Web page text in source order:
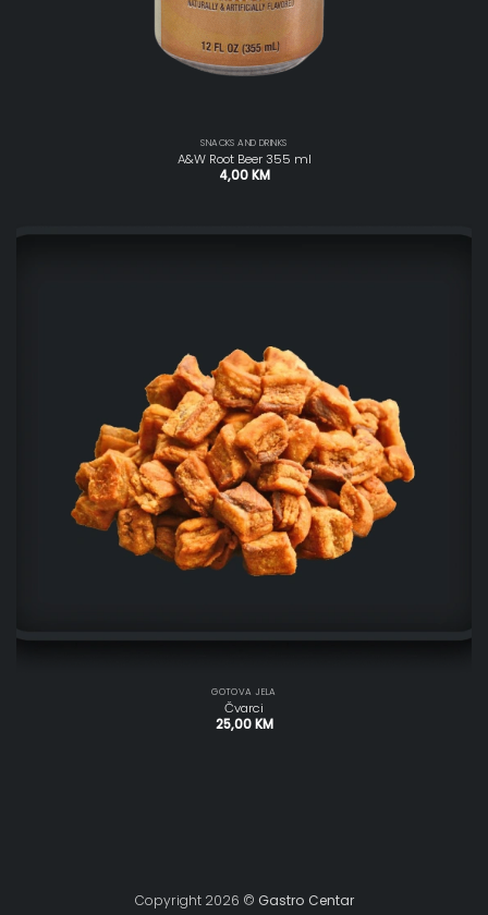
SNACKS AND DRINKS
A&W Root Beer 355 ml
4,00KM
GOTOVA JELA
Čvarci
25,00KM
Copyright 2026 © Gastro Centar